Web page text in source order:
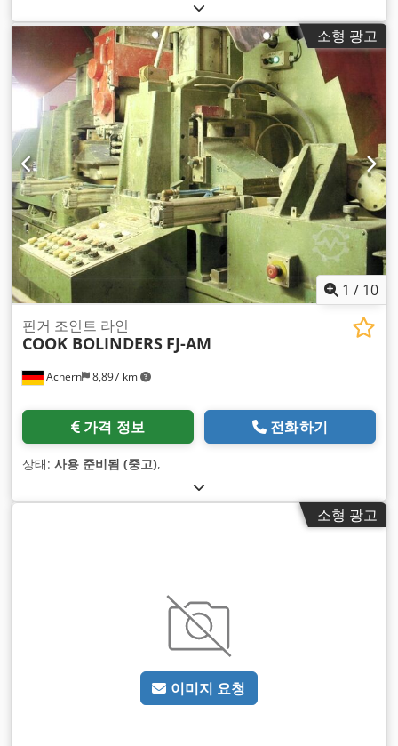
소형 광고
1 / 10
Achern 8,897 km
핀거 조인트 라인
COOK BOLINDERS FJ-AM
가격 정보 전화하기
상태: 사용 준비됨 (중고),
소형 광고
이미지 요청